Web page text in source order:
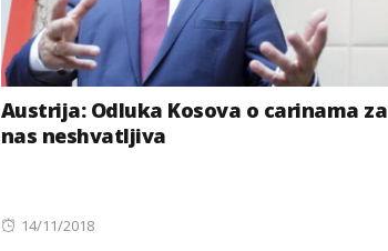
Austrija: Odluka Kosova o carinama za
nas neshvatljiva
Posted
14/11/2018